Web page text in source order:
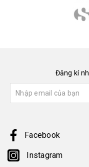
Đăng kí
Facebook
Instagram